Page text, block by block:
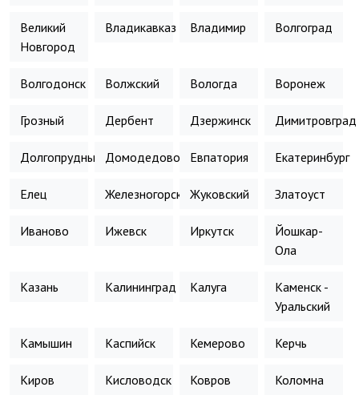
Великий
Новгород
Владикавказ Владимир Волгоград
Волгодонск Волжский Вологда Воронеж
Грозный Дербент Дзержинск Димитровград
Долгопрудный Домодедово Евпатория Екатеринбург
Елец Железногорск Жуковский Златоуст
Иваново Ижевск Иркутск
Йошкар-
Ола
Казань Калининград Калуга
Каменск -
Уральский
Камышин Каспийск Кемерово Керчь
Киров Кисловодск Ковров Коломна